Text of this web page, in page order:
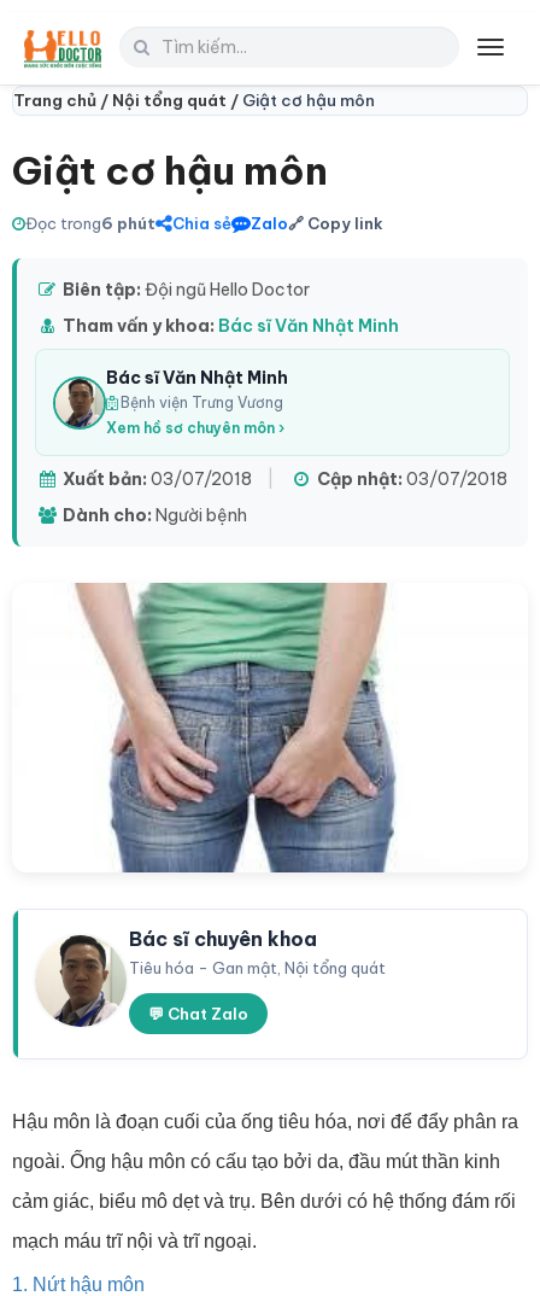
Trang chủ / Nội tổng quát / Giật cơ hậu môn
Giật cơ hậu môn
Đọc trong6 phút Chia sẻ Zalo🔗 Copy link
Biên tập: Đội ngũ Hello Doctor
Tham vấn y khoa: Bác sĩ Văn Nhật Minh
Bác sĩ Văn Nhật Minh
Bệnh viện Trưng Vương
Xem hồ sơ chuyên môn ›
Xuất bản: 03/07/2018 Cập nhật: 03/07/2018
Dành cho: Người bệnh
Bác sĩ chuyên khoa
Tiêu hóa - Gan mật, Nội tổng quát
💬 Chat Zalo
Hậu môn là đoạn cuối của ống tiêu hóa, nơi để đẩy phân ra
ngoài. Ống hậu môn có cấu tạo bởi da, đầu mút thần kinh
cảm giác, biểu mô dẹt và trụ. Bên dưới có hệ thống đám rối
mạch máu trĩ nội và trĩ ngoại.
1. Nứt hậu môn